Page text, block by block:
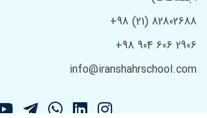
+98 (21) 82802688
+98 904 606 2906
info@iranshahrschool.com